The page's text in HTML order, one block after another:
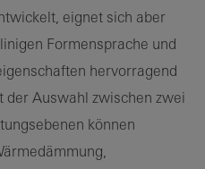
eignet sich aber
Formensprache und
hervorragend
Auswahl zwischen zwei
können